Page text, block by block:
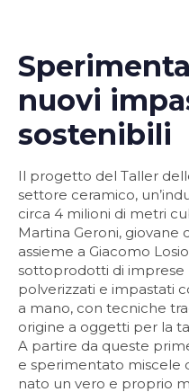
nuovi
sostenibili
Il progetto del Taller
settore ceramico,
circa 4 milioni di metri
Martina Geroni, giovane
assieme a Giacomo
sottoprodotti di imprese
polverizzati e impastati
a mano, con tecniche
origine a oggetti per la
A partire da queste
e sperimentato miscele
nato un vero e proprio